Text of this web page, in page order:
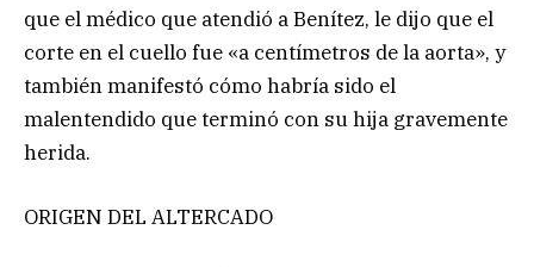
que el médico que atendió a Benítez, le dijo que el
corte en el cuello fue «a centímetros de la aorta», y
también manifestó cómo habría sido el
malentendido que terminó con su hija gravemente
herida.
ORIGEN DEL ALTERCADO